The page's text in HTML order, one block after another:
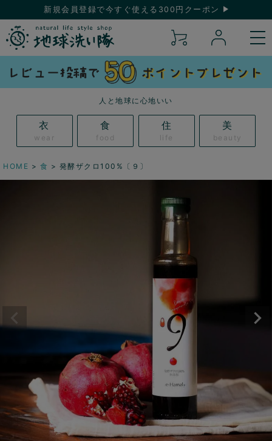
新規会員登録で今すぐ使える300円クーポン
人と地球に心地いい
衣
wear
食
food
住
life
美
beauty
HOME 食 発酵ザクロ100%〔９〕